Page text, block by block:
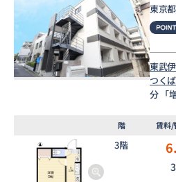
東京都
東武
つく
分 「
階 賃料/
3階